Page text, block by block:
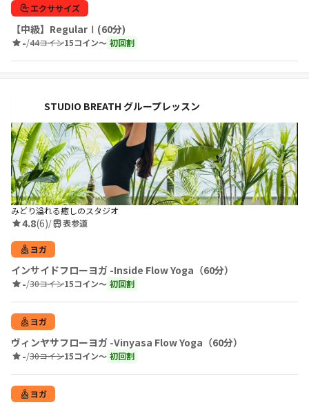
エクササイズ
【中級】RegularⅠ(60分)
-/44コイン15コイン〜 初回割
STUDIO BREATH グループレッスン
みどり溢れる癒しのスタジオ
4.8(6)/ 表参道
ヨガ
インサイドフローヨガ -Inside Flow Yoga（60分）
-/30コイン15コイン〜 初回割
ヨガ
ヴィンヤサフローヨガ -Vinyasa Flow Yoga（60分）
-/30コイン15コイン〜 初回割
ヨガ